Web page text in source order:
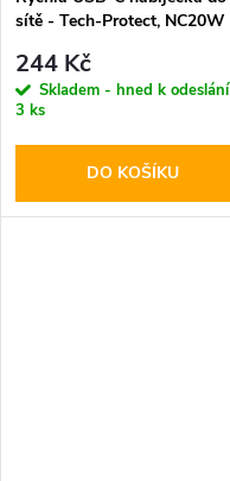
sítě - Tech-Protect, NC20W
244 Kč
Skladem - hned k odeslání
3 ks
DO KOŠÍKU